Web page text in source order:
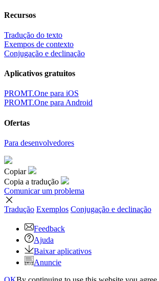
Recursos
Tradução do texto
Exempos de contexto
Conjugação e declinação
Aplicativos gratuitos
PROMT.One para iOS
PROMT.One para Android
Ofertas
Para desenvolvedores
Copiar
Copia a tradução
Comunicar um problema
Tradução Exemplos Conjugação e declinação
Feedback
Ajuda
Baixar aplicativos
Anuncie